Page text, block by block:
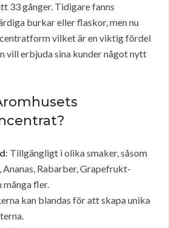
33 gånger. Tidigare fanns
burkar eller flaskor, men nu
vilket är en viktig fördel
vill erbjuda sina kunder något nytt
: Tillgängligt i olika smaker, såsom
Rabarber, Grapefrukt-
många fler.
kan blandas för att skapa unika